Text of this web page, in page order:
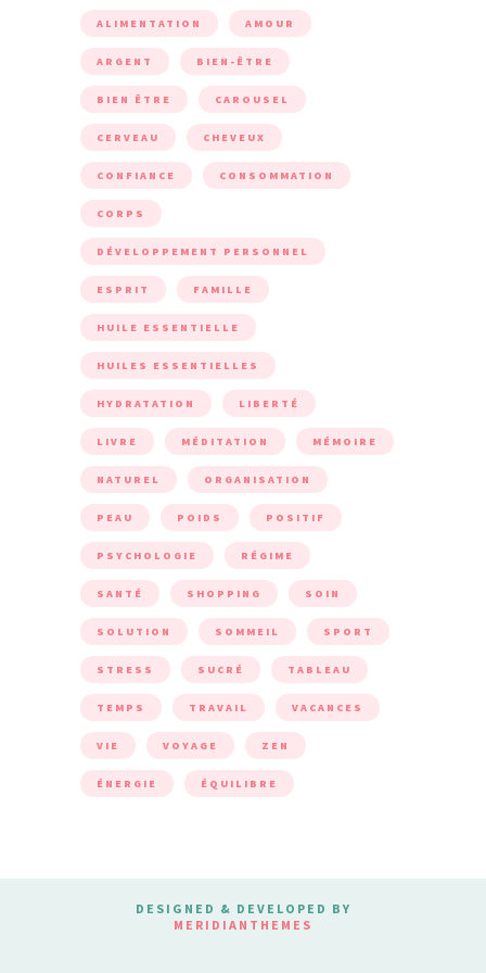
ALIMENTATION AMOUR
ARGENT BIEN-ÊTRE
BIEN ÊTRE CAROUSEL
CERVEAU CHEVEUX
CONFIANCE CONSOMMATION
CORPS
DÉVELOPPEMENT PERSONNEL
ESPRIT FAMILLE
HUILE ESSENTIELLE
HUILES ESSENTIELLES
HYDRATATION LIBERTÉ
LIVRE MÉDITATION MÉMOIRE
NATUREL ORGANISATION
PEAU POIDS POSITIF
PSYCHOLOGIE RÉGIME
SANTÉ SHOPPING SOIN
SOLUTION SOMMEIL SPORT
STRESS SUCRÉ TABLEAU
TEMPS TRAVAIL VACANCES
VIE VOYAGE ZEN
ÉNERGIE ÉQUILIBRE
DESIGNED & DEVELOPED BY
MERIDIANTHEMES